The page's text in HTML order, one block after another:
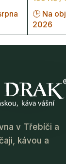
🕒 Na
2026
v Třebíči a
kávou a